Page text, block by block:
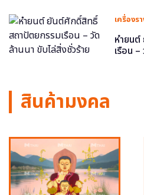
เครื่องร
หำยนต์
เรือน
สินค้ามงคล